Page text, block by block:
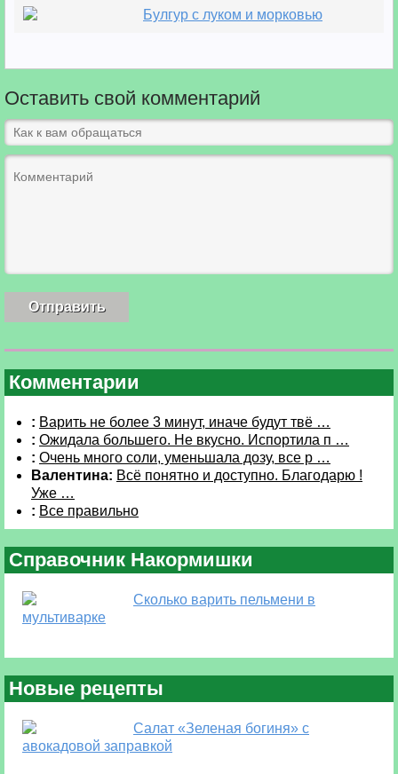
Булгур с луком и морковью
Оставить свой комментарий
Комментарии
: Варить не более 3 минут, иначе будут твё …
: Ожидала большего. Не вкусно. Испортила п …
: Очень много соли, уменьшала дозу, все р …
Валентина: Всё понятно и доступно. Благодарю !
Уже …
: Все правильно
Справочник Накормишки
Сколько варить пельмени в
мультиварке
Новые рецепты
Салат «Зеленая богиня» с
авокадовой заправкой